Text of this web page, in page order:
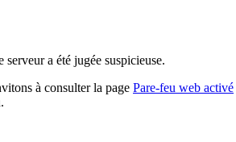
a été jugée suspicieuse.
à consulter la page Pare-feu web activé